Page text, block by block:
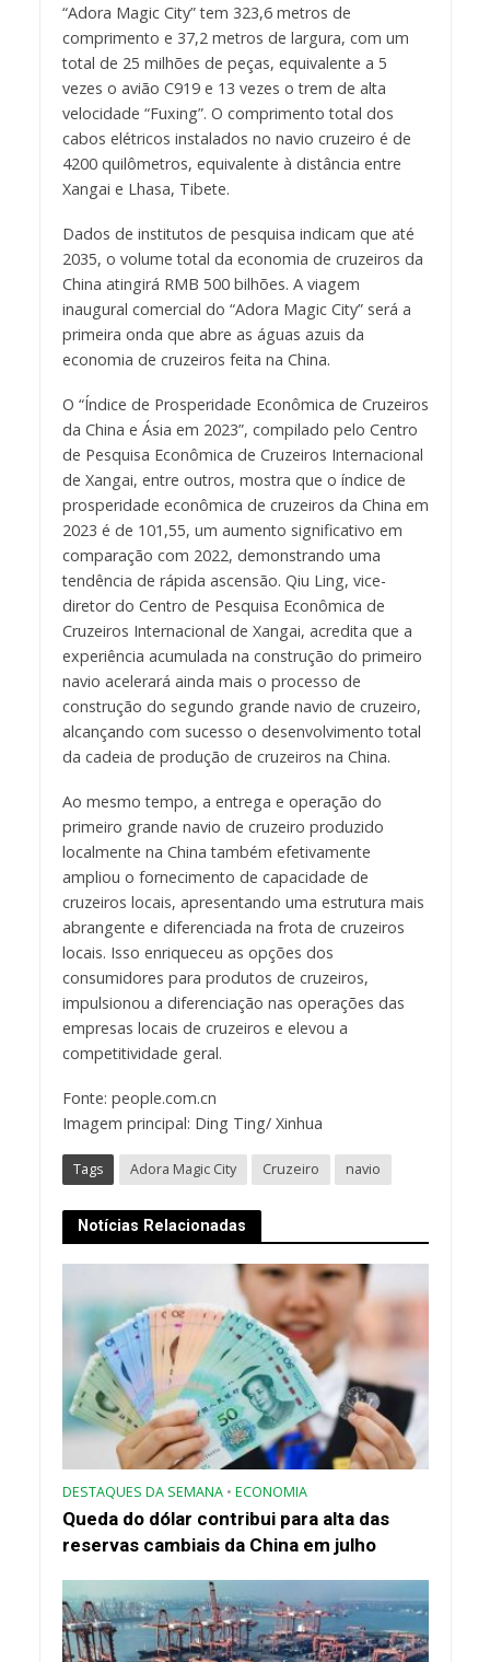
“Adora Magic City” tem 323,6 metros de
comprimento e 37,2 metros de largura, com um
total de 25 milhões de peças, equivalente a 5
vezes o avião C919 e 13 vezes o trem de alta
velocidade “Fuxing”. O comprimento total dos
cabos elétricos instalados no navio cruzeiro é de
4200 quilômetros, equivalente à distância entre
Xangai e Lhasa, Tibete.
Dados de institutos de pesquisa indicam que até
2035, o volume total da economia de cruzeiros da
China atingirá RMB 500 bilhões. A viagem
inaugural comercial do “Adora Magic City” será a
primeira onda que abre as águas azuis da
economia de cruzeiros feita na China.
O “Índice de Prosperidade Econômica de Cruzeiros
da China e Ásia em 2023”, compilado pelo Centro
de Pesquisa Econômica de Cruzeiros Internacional
de Xangai, entre outros, mostra que o índice de
prosperidade econômica de cruzeiros da China em
2023 é de 101,55, um aumento significativo em
comparação com 2022, demonstrando uma
tendência de rápida ascensão. Qiu Ling, vice-
diretor do Centro de Pesquisa Econômica de
Cruzeiros Internacional de Xangai, acredita que a
experiência acumulada na construção do primeiro
navio acelerará ainda mais o processo de
construção do segundo grande navio de cruzeiro,
alcançando com sucesso o desenvolvimento total
da cadeia de produção de cruzeiros na China.
Ao mesmo tempo, a entrega e operação do
primeiro grande navio de cruzeiro produzido
localmente na China também efetivamente
ampliou o fornecimento de capacidade de
cruzeiros locais, apresentando uma estrutura mais
abrangente e diferenciada na frota de cruzeiros
locais. Isso enriqueceu as opções dos
consumidores para produtos de cruzeiros,
impulsionou a diferenciação nas operações das
empresas locais de cruzeiros e elevou a
competitividade geral.
Fonte: people.com.cn
Imagem principal: Ding Ting/ Xinhua
Tags Adora Magic City Cruzeiro navio
Notícias Relacionadas
DESTAQUES DA SEMANA • ECONOMIA
Queda do dólar contribui para alta das
reservas cambiais da China em julho